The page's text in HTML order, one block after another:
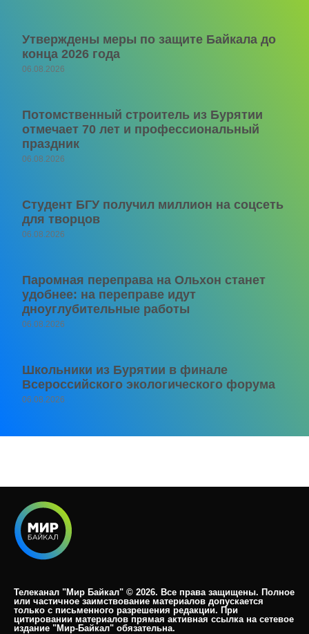
Утверждены меры по защите Байкала до
конца 2026 года
06.08.2026
Потомственный строитель из Бурятии
отмечает 70 лет и профессиональный
праздник
06.08.2026
Студент БГУ получил миллион на соцсеть
для творцов
06.08.2026
Паромная переправа на Ольхон станет
удобнее: на переправе идут
дноуглубительные работы
06.08.2026
Школьники из Бурятии в финале
Всероссийского экологического форума
06.08.2026
Телеканал "Мир Байкал" © 2026. Все права защищены. Полное
или частичное заимствование материалов допускается
только с письменного разрешения редакции. При
цитировании материалов прямая активная ссылка на сетевое
издание "Мир-Байкал" обязательна.​